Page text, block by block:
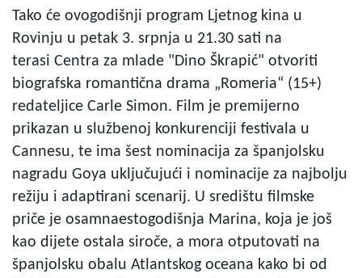
Tako će ovogodišnji program Ljetnog kina u
Rovinju u petak 3. srpnja u 21.30 sati na
terasi Centra za mlade "Dino Škrapić" otvoriti
biografska romantična drama „Romeria“ (15+)
redateljice Carle Simon. Film je premijerno
prikazan u službenoj konkurenciji festivala u
Cannesu, te ima šest nominacija za španjolsku
nagradu Goya uključujući i nominacije za najbolju
režiju i adaptirani scenarij. U središtu filmske
priče je osamnaestogodišnja Marina, koja je još
kao dijete ostala siroče, a mora otputovati na
španjolsku obalu Atlantskog oceana kako bi od